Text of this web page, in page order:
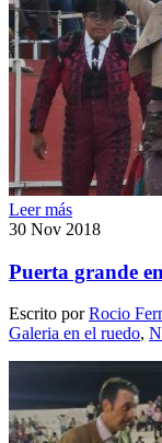
Leer más
30 Nov 2018
Puerta grande
Escrito porRocio
Galeria en el ruedo,